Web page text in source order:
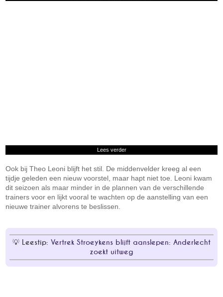
Lees verder
Ook bij Theo Leoni blijft het stil. De middenvelder kreeg al een
tijdje geleden een nieuw voorstel, maar hapt niet toe. Leoni kwam
dit seizoen als maar minder in de plannen van de verschillende
trainers voor en lijkt vooral te wachten op de aanstelling van een
nieuwe trainer alvorens te beslissen.
Leestip: Vertrek Stroeykens blijft aanslepen: Anderlecht
zoekt uitweg